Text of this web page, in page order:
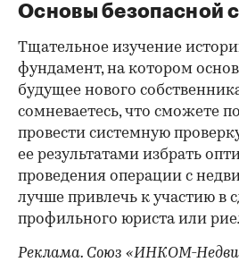
Основы безопасной
Тщательное изучение
фундамент, на котором
будущее нового
сомневаетесь, что сможете
провести системную
ее результатами избрать
проведения операции с
лучше привлечь к участию в
профильного юриста или
Реклама. Союз «ИНКОМ-